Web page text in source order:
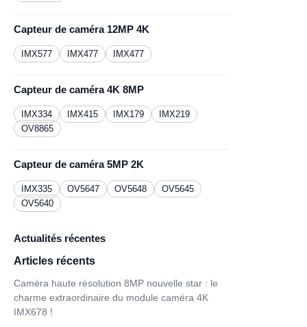
Capteur de caméra 12MP 4K
IMX577 IMX477 IMX477
Capteur de caméra 4K 8MP
IMX334 IMX415 IMX179
IMX219
OV8865
Capteur de caméra 5MP 2K
IMX335 OV5647 OV5648
OV5645
OV5640
Actualités récentes
Articles récents
Caméra haute résolution 8MP nouvelle star : le
charme extraordinaire du module caméra 4K
IMX678 !